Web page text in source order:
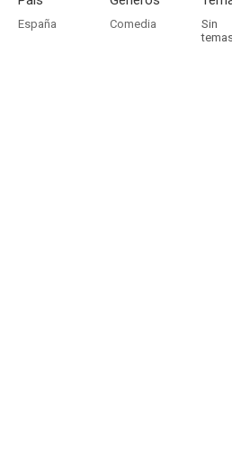
España Comedia
Sin